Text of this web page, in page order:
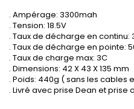
. Ampérage: 3300mah
. Tension: 18.5V
. Taux de décharge en continu:
. Taux de décharge en pointe:
. Taux de charge max: 3C
. Dimensions: 42 X 43 X 135 mm
. Poids: 440g ( sans les cables
. Livré avec prise Dean et prise